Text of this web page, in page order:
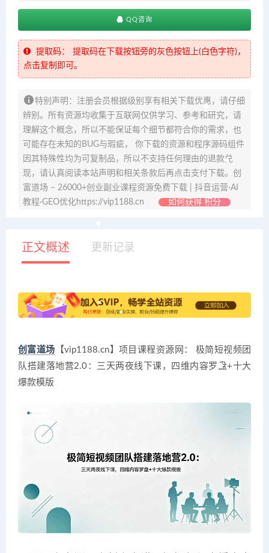
QQ咨询
提取码：
提取码在下载按钮旁的灰色按钮上(白色字符)，
点击复制即可。
特别声明：注册会员根据级别享有相关下载优惠，请仔细
辨别。所有资源均收集于互联网仅供学习、参考和研究，请
理解这个概念，所以不能保证每个细节都符合你的需求，也
可能存在未知的BUG与瑕疵， 你下载的资源和程序源码组件
因其特殊性均为可复制品，所以不支持任何理由的退款兑
现，请认真阅读本站声明和相关条款后再点击支付下载。创
富道场 – 26000+创业副业课程资源免费下载 | 抖音运营·AI
教程·GEO优化https://vip1188.cn
如何获得 积分
正文概述 更新记录
创富道场 【vip1188.cn】项目课程资源网： 极简短视频团
队搭建落地营2.0：三天两夜线下课，四维内容罗盘+十大
爆款模版